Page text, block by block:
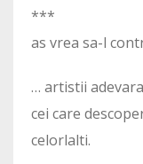
***
as vrea sa-l
… artistii
cei care
celorlalti.